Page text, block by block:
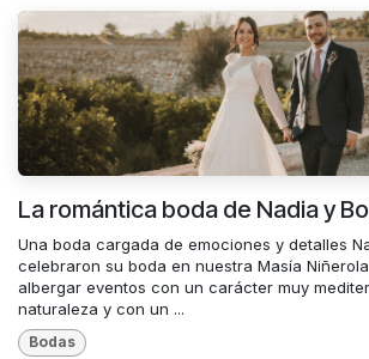
La romántica boda de Nadia y
Una boda cargada de emociones y detalles
celebraron su boda en nuestra Masía
albergar eventos con un carácter muy
naturaleza y con un ...
Bodas